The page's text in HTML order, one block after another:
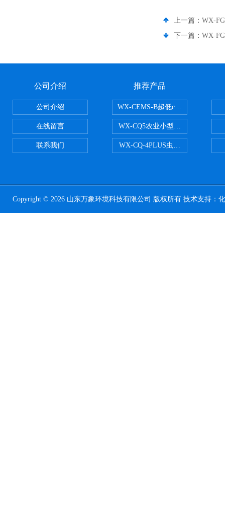
上一篇： WX-
下一篇： WX-
公司介绍
公司介绍
在线留言
联系我们
推荐产品
WX-CEMS-B超低cems烟气监测系
WX-CQ5农业小型气象站
WX-CQ-4PLUS虫情测报灯
Copyright © 2026 山东万象环境科技有限公司 版权所有 技术支持：